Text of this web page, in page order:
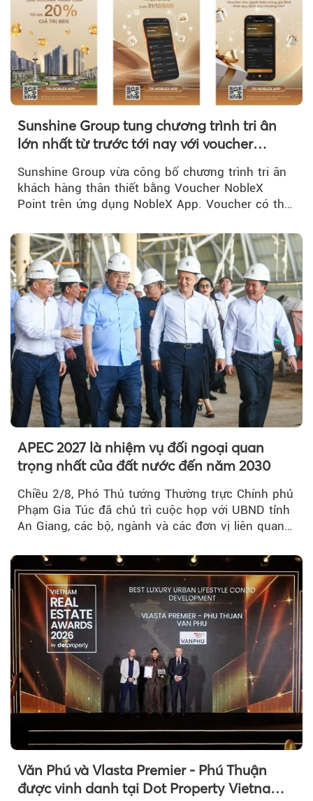
Sunshine Group tung chương trình tri ân
lớn nhất từ trước tới nay với voucher
NobleX Point cho khách hàng thân thiết
Sunshine Group vừa công bố chương trình tri ân
khách hàng thân thiết bằng Voucher NobleX
Point trên ứng dụng NobleX App. Voucher có thể
APEC 2027 là nhiệm vụ đối ngoại quan
trọng nhất của đất nước đến năm 2030
Chiều 2/8, Phó Thủ tướng Thường trực Chính phủ
Phạm Gia Túc đã chủ trì cuộc họp với UBND tỉnh
An Giang, các bộ, ngành và các đơn vị liên quan
Văn Phú và Vlasta Premier - Phú Thuận
được vinh danh tại Dot Property Vietnam